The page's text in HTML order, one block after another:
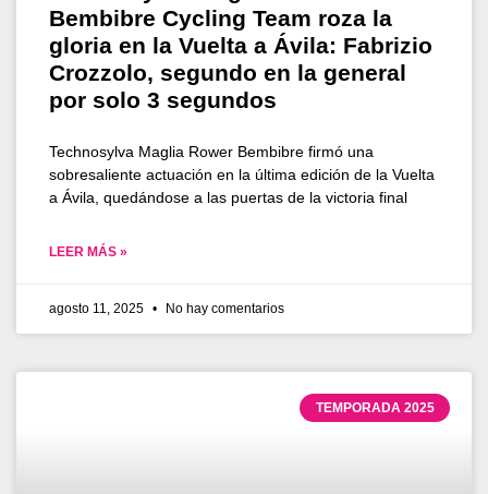
Bembibre Cycling Team roza la
gloria en la Vuelta a Ávila: Fabrizio
Crozzolo, segundo en la general
por solo 3 segundos
Technosylva Maglia Rower Bembibre firmó una
sobresaliente actuación en la última edición de la Vuelta
a Ávila, quedándose a las puertas de la victoria final
LEER MÁS »
agosto 11, 2025 No hay comentarios
TEMPORADA 2025